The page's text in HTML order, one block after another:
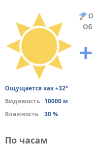
Ощущается как +32°
Видимость 10000 м
Влажность
30 %
По часам